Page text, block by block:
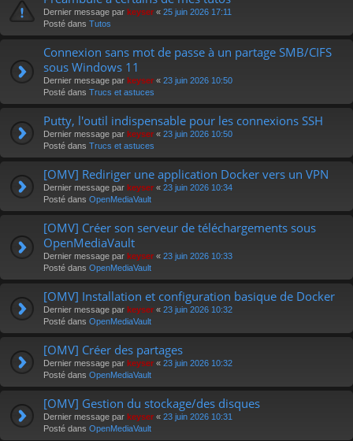
Dernier message par keyser « 25 juin 2026 17:11
Posté dans Tutos
Connexion sans mot de passe à un partage SMB/CIFS
sous Windows 11
Dernier message par keyser « 23 juin 2026 10:50
Posté dans Trucs et astuces
Putty, l'outil indispensable pour les connexions SSH
Dernier message par keyser « 23 juin 2026 10:50
Posté dans Trucs et astuces
[OMV] Rediriger une application Docker vers un VPN
Dernier message par keyser « 23 juin 2026 10:34
Posté dans OpenMediaVault
[OMV] Créer son serveur de téléchargements sous
OpenMediaVault
Dernier message par keyser « 23 juin 2026 10:33
Posté dans OpenMediaVault
[OMV] Installation et configuration basique de Docker
Dernier message par keyser « 23 juin 2026 10:32
Posté dans OpenMediaVault
[OMV] Créer des partages
Dernier message par keyser « 23 juin 2026 10:32
Posté dans OpenMediaVault
[OMV] Gestion du stockage/des disques
Dernier message par keyser « 23 juin 2026 10:31
Posté dans OpenMediaVault